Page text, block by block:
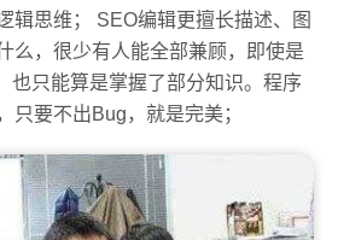
辑思维； SEO编辑更擅长描述、图
么，很少有人能全部兼顾，即使是
也只能算是掌握了部分知识。程序
只要不出Bug，就是完美；